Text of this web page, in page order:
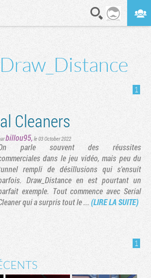
Draw_Distance
1
Cleaners
billou95, le 03 October 2022
parle souvent des réussites
dans le jeu vidéo, mais peu du
rempli de désillusions qui s'ensuit
Draw_Distance en est pourtant un
exemple. Tout commence avec Serial
qui a surpris tout le ... (LIRE LA SUITE)
1